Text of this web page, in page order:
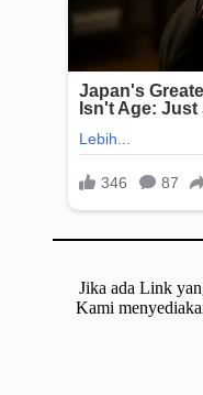
Jika ada Link
Kami